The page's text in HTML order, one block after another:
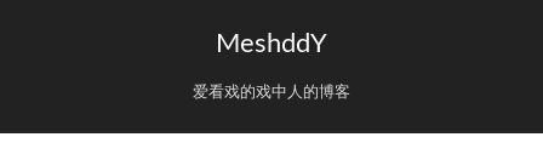
MeshddY
爱看戏的戏中人的博客